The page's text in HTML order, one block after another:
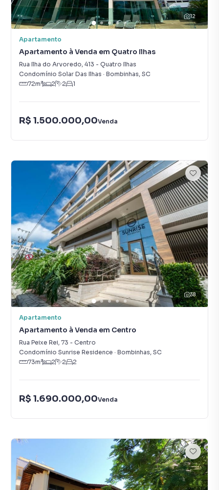
12
Apartamento
Apartamento à Venda em Quatro Ilhas
Rua Ilha do Arvoredo, 413 - Quatro Ilhas
Condomínio Solar Das Ilhas · Bombinhas, SC
72m² 2 2 1
R$ 1.500.000,00Venda
38
Apartamento
Apartamento à Venda em Centro
Rua Peixe Rei, 73 - Centro
Condomínio Sunrise Residence · Bombinhas, SC
73m² 2 2 2
R$ 1.690.000,00Venda